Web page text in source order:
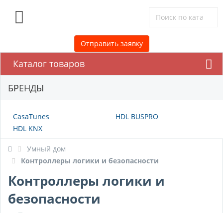
Отправить заявку
Каталог товаров
БРЕНДЫ
CasaTunes
HDL BUSPRO
HDL KNX
Умный дом
Контроллеры логики и безопасности
Контроллеры логики и
безопасности